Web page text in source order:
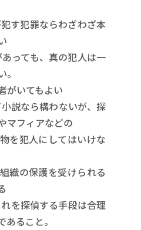
す犯罪ならわざわざ本
っても、真の犯人は一
いてもよい
説なら構わないが、探
マフィアなどの
犯人にしてはいけな
の保護を受けられる
を探偵する手段は合理
ること。